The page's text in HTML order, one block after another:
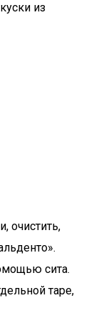
из
очистить,
сита.
таре,